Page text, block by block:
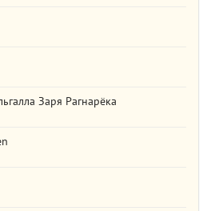
Заря Рагнарёка